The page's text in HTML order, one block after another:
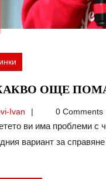
ОЩЕ
IvanNevi-
Ivan
0 Comments
вариант за